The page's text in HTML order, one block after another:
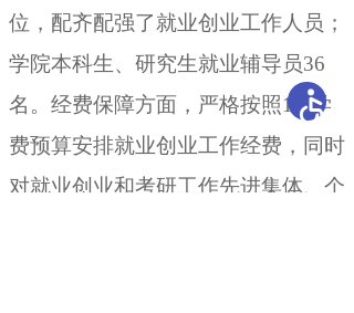
位 ， 配齐配强了就业创业工作人员；
学院本科生、研究生就业辅导员36
名 。 经费保障方面，严格按照1%学
费预算安排就业创业工作经费 ， 同时
对就业创业和考研工作先进集体、个